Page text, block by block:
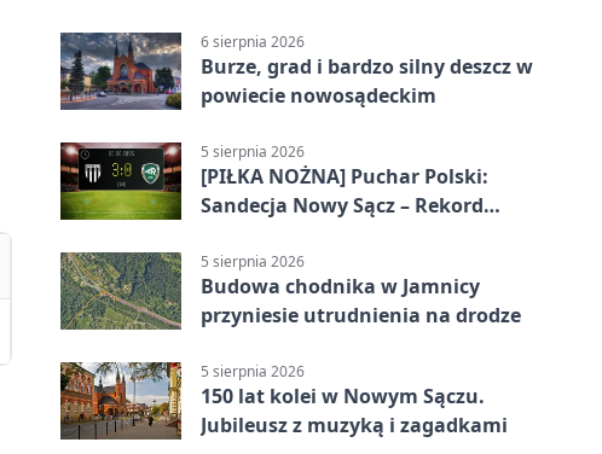
6 sierpnia 2026
Burze, grad i bardzo silny deszcz w
powiecie nowosądeckim
5 sierpnia 2026
[PIŁKA NOŻNA] Puchar Polski:
Sandecja Nowy Sącz – Rekord
5 sierpnia 2026
Budowa chodnika w Jamnicy
przyniesie utrudnienia na drodze
5 sierpnia 2026
150 lat kolei w Nowym Sączu.
Jubileusz z muzyką i zagadkami